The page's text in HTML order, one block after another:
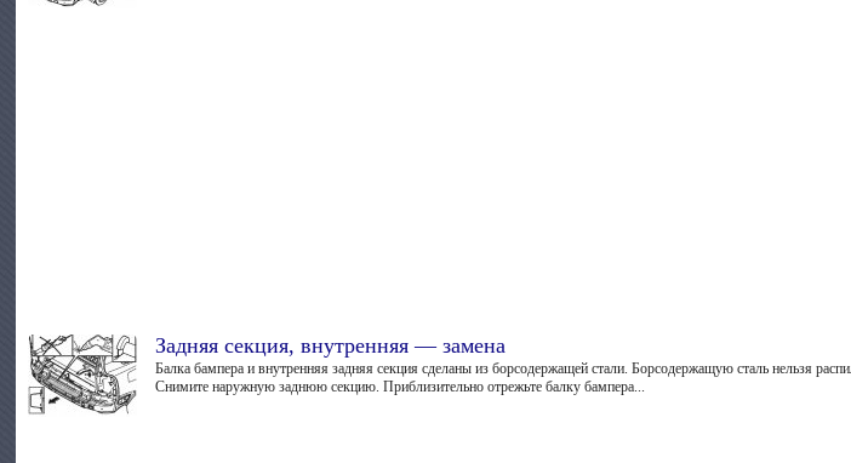
Задняя секция, внутренняя — замена
Балка бампера и внутренняя задняя секция сделаны из борсодержащей стали. Борсодержащую сталь нельзя
Снимите наружную заднюю секцию. Приблизительно отрежьте балку бампера...